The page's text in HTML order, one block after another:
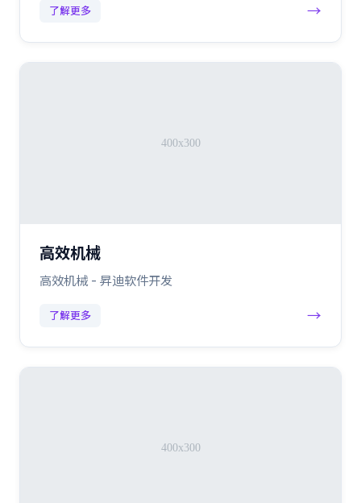
了解更多 →
高效机械
高效机械 - 昇迪软件开发
了解更多 →